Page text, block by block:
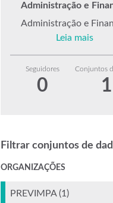
Administração e
Administração e
Leia mais
Seguidores
0
Conjuntos
1
Filtrar conjuntos de
ORGANIZAÇÕES
PREVIMPA (1)